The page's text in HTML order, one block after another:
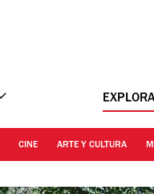
CINE ARTE Y CULTURA